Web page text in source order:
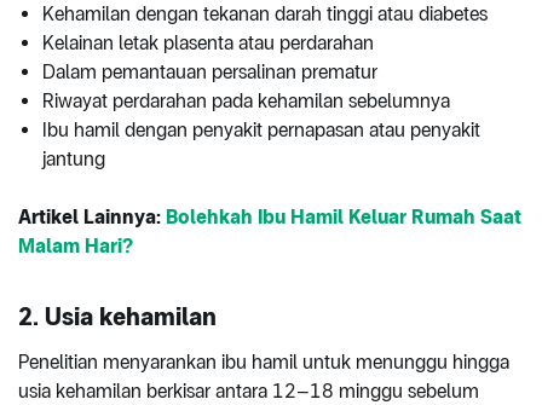
Kehamilan dengan tekanan darah tinggi atau diabetes
Kelainan letak plasenta atau perdarahan
Dalam pemantauan persalinan prematur
Riwayat perdarahan pada kehamilan sebelumnya
Ibu hamil dengan penyakit pernapasan atau penyakit
jantung
Artikel Lainnya: Bolehkah Ibu Hamil Keluar Rumah Saat
Malam Hari?
2. Usia kehamilan
Penelitian menyarankan ibu hamil untuk menunggu hingga
usia kehamilan berkisar antara 12–18 minggu sebelum